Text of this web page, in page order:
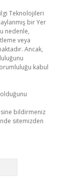
Teknolojileri
bir Yer
nedenle,
veya
Ancak,
kabul
bildirmeniz
sitemizden